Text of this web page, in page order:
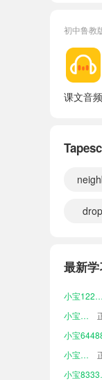
Words
初中鲁教
课文音频
drop
最新
小宝698977
小宝122332
小宝918660
小宝
小宝806219